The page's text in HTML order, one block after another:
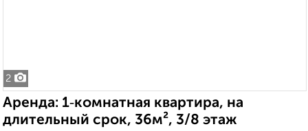
2
Аренда: 1‑комнатная квартира, на
длительный срок, 36м², 3/8 этаж